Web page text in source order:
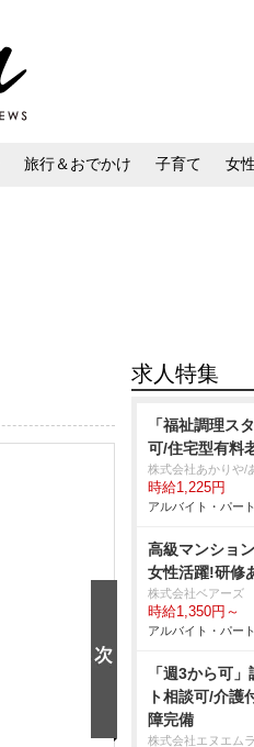
旅行＆おでかけ 子育て 女
求人特集
「福祉調理ス
可/住宅型有料
株式会社あかりや/
時給1,225円
アルバイト・パー
高級マンショ
女性活躍!研修
株式会社ベアーズ
時給1,350円～
アルバイト・パー
「週3から可
ト相談可/介護
障完備
株式会社エヌエム